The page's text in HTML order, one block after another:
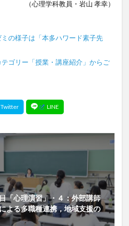
（心理学科教員・岩山 孝幸）
の様子は「本多ハワード素子先
ゴリー「授業・講座紹介」からご
「心理演習」・４：外部講師
よる多職種連携，地域支援の